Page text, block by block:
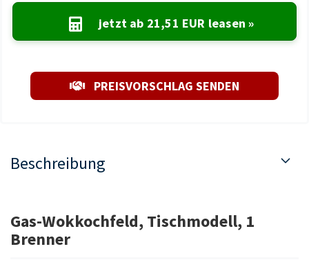
jetzt ab 21,51 EUR leasen »
PREISVORSCHLAG SENDEN
Beschreibung
Gas-Wokkochfeld, Tischmodell, 1
Brenner